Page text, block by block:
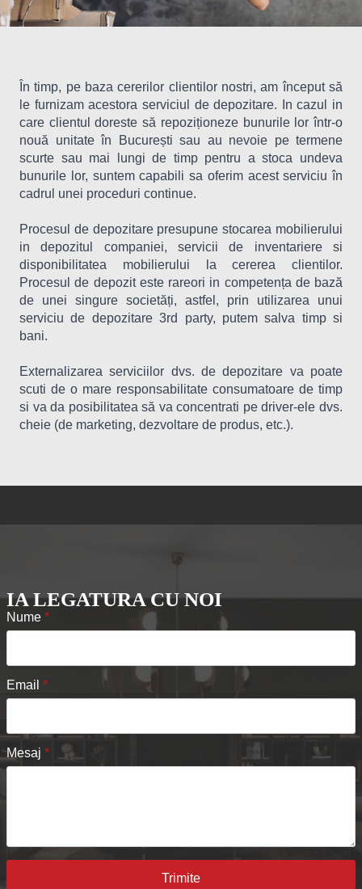
În timp, pe baza cererilor clientilor nostri, am început să
le furnizam acestora serviciul de depozitare. In cazul in
care clientul doreste să repoziționeze bunurile lor într-o
nouă unitate în București sau au nevoie pe termene
scurte sau mai lungi de timp pentru a stoca undeva
bunurile lor, suntem capabili sa oferim acest serviciu în
cadrul unei proceduri continue.
Procesul de depozitare presupune stocarea mobilierului
in depozitul companiei, servicii de inventariere si
disponibilitatea mobilierului la cererea clientilor.
Procesul de depozit este rareori in competența de bază
de unei singure societăți, astfel, prin utilizarea unui
serviciu de depozitare 3rd party, putem salva timp si
bani.
Externalizarea serviciilor dvs. de depozitare va poate
scuti de o mare responsabilitate consumatoare de timp
si va da posibilitatea să va concentrati pe driver-ele dvs.
cheie (de marketing, dezvoltare de produs, etc.).
IA LEGATURA CU NOI
Nume *
Email *
Mesaj *
Trimite